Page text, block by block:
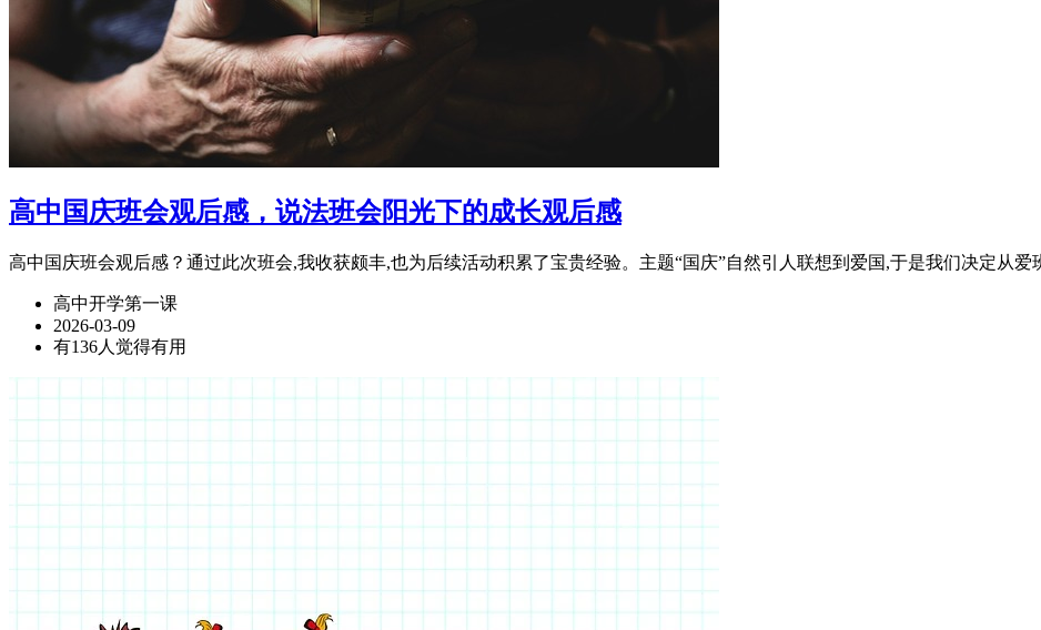
高中国庆班会观后感，说法班会阳光下的成长观后感
高中国庆班会观后感？通过此次班会,我收获颇丰,也为后续活动积累了宝贵经验。主题“国庆”自然引人联想到爱国,于是我们决定从
高中开学第一课
2026-03-09
有136人觉得有用